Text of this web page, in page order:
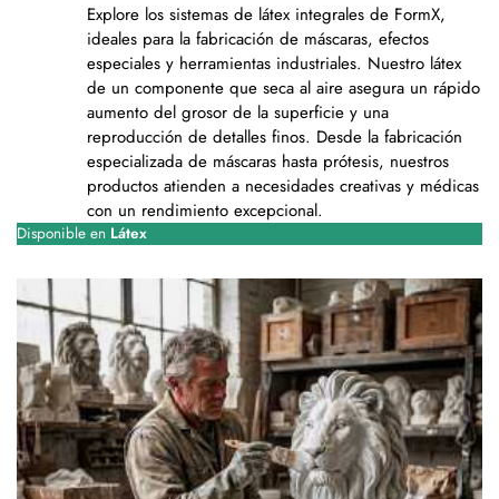
Explore los sistemas de látex integrales de FormX,
ideales para la fabricación de máscaras, efectos
especiales y herramientas industriales. Nuestro látex
de un componente que seca al aire asegura un rápido
aumento del grosor de la superficie y una
reproducción de detalles finos. Desde la fabricación
especializada de máscaras hasta prótesis, nuestros
productos atienden a necesidades creativas y médicas
con un rendimiento excepcional.
Disponible en Látex